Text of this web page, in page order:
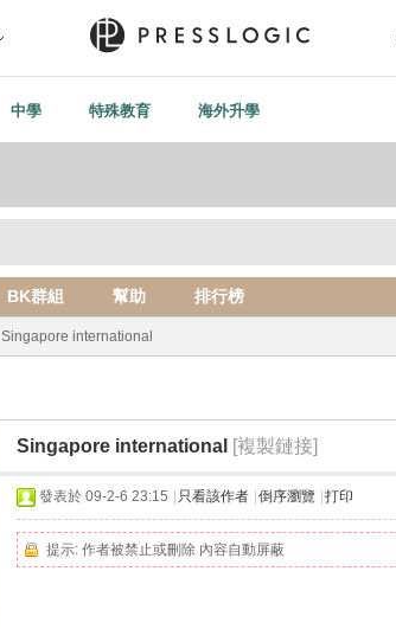
中學 特殊教育 海外升學
BK群組 幫助 排行榜
Singapore international
Singapore international [複製鏈接]
發表於 09-2-6 23:15 只看該作者 倒序瀏覽 打印
提示: 作者被禁止或刪除 內容自動屏蔽